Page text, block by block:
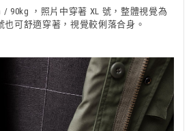
/ 90kg ，照片中穿著 XL 號，整體視覺為
也可舒適穿著，視覺較俐落合身。